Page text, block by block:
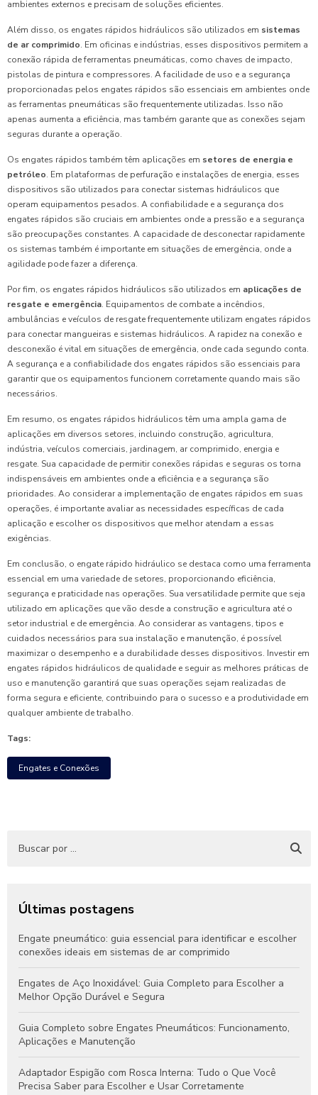
ambientes externos e precisam de soluções eficientes.
Além disso, os engates rápidos hidráulicos são utilizados em sistemas
de ar comprimido. Em oficinas e indústrias, esses dispositivos permitem a
conexão rápida de ferramentas pneumáticas, como chaves de impacto,
pistolas de pintura e compressores. A facilidade de uso e a segurança
proporcionadas pelos engates rápidos são essenciais em ambientes onde
as ferramentas pneumáticas são frequentemente utilizadas. Isso não
apenas aumenta a eficiência, mas também garante que as conexões sejam
seguras durante a operação.
Os engates rápidos também têm aplicações em setores de energia e
petróleo. Em plataformas de perfuração e instalações de energia, esses
dispositivos são utilizados para conectar sistemas hidráulicos que
operam equipamentos pesados. A confiabilidade e a segurança dos
engates rápidos são cruciais em ambientes onde a pressão e a segurança
são preocupações constantes. A capacidade de desconectar rapidamente
os sistemas também é importante em situações de emergência, onde a
agilidade pode fazer a diferença.
Por fim, os engates rápidos hidráulicos são utilizados em aplicações de
resgate e emergência. Equipamentos de combate a incêndios,
ambulâncias e veículos de resgate frequentemente utilizam engates rápidos
para conectar mangueiras e sistemas hidráulicos. A rapidez na conexão e
desconexão é vital em situações de emergência, onde cada segundo conta.
A segurança e a confiabilidade dos engates rápidos são essenciais para
garantir que os equipamentos funcionem corretamente quando mais são
necessários.
Em resumo, os engates rápidos hidráulicos têm uma ampla gama de
aplicações em diversos setores, incluindo construção, agricultura,
indústria, veículos comerciais, jardinagem, ar comprimido, energia e
resgate. Sua capacidade de permitir conexões rápidas e seguras os torna
indispensáveis em ambientes onde a eficiência e a segurança são
prioridades. Ao considerar a implementação de engates rápidos em suas
operações, é importante avaliar as necessidades específicas de cada
aplicação e escolher os dispositivos que melhor atendam a essas
exigências.
Em conclusão, o engate rápido hidráulico se destaca como uma ferramenta
essencial em uma variedade de setores, proporcionando eficiência,
segurança e praticidade nas operações. Sua versatilidade permite que seja
utilizado em aplicações que vão desde a construção e agricultura até o
setor industrial e de emergência. Ao considerar as vantagens, tipos e
cuidados necessários para sua instalação e manutenção, é possível
maximizar o desempenho e a durabilidade desses dispositivos. Investir em
engates rápidos hidráulicos de qualidade e seguir as melhores práticas de
uso e manutenção garantirá que suas operações sejam realizadas de
forma segura e eficiente, contribuindo para o sucesso e a produtividade em
qualquer ambiente de trabalho.
Tags:
Engates e Conexões
Últimas postagens
Engate pneumático: guia essencial para identificar e escolher
conexões ideais em sistemas de ar comprimido
Engates de Aço Inoxidável: Guia Completo para Escolher a
Melhor Opção Durável e Segura
Guia Completo sobre Engates Pneumáticos: Funcionamento,
Aplicações e Manutenção
Adaptador Espigão com Rosca Interna: Tudo o Que Você
Precisa Saber para Escolher e Usar Corretamente